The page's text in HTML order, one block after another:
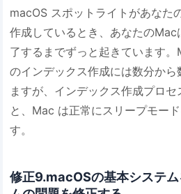
macOS スポットライトがあなた
作成しているとき、あなたの
了するまでずっと起きています
のインデックス作成には数分から
ますが、インデックス作成プロ
と、Mac は正常にスリープモー
す。
修正9.macOSの基本システ